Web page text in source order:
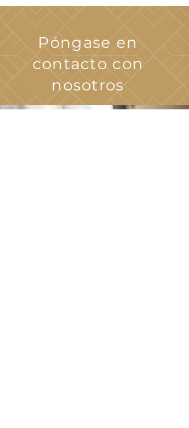
Póngase en
contacto con
nosotros